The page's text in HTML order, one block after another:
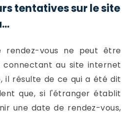
tentatives sur le site
rendez-vous ne peut être
connectant au site internet
il résulte de ce qui a été dit
que, si l'étranger établit
une date de rendez-vous,